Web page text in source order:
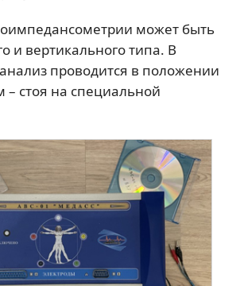
может быть
и вертикального типа. В
проводится в положении
– стоя на специальной